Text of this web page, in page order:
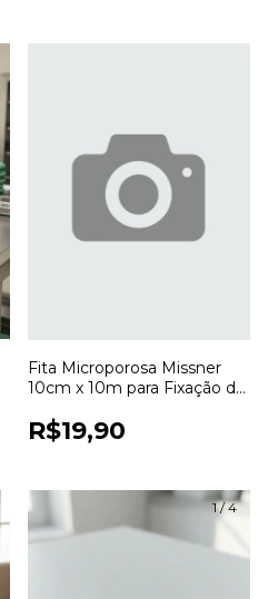
Fita Microporosa Missner
10cm x 10m para Fixação de
R$19,90
1/4